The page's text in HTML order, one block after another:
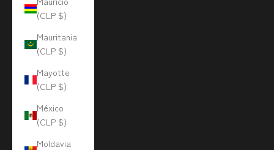
(CLP $)
Mauritania
(CLP $)
Mayotte
(CLP $)
México
(CLP $)
Moldavia